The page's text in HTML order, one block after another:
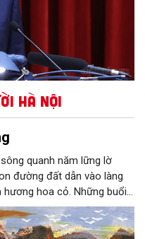
Hà Nội
quanh năm lững lờ
đường đất dẫn vào làng
hoa cỏ. Những buổi
cuối sông, đám hoa tím
lớp khói.